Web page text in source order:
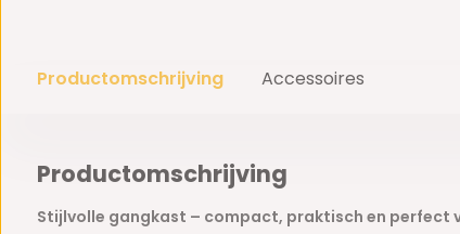
Productomschrijving Accessoires
Productomschrijving
Stijlvolle gangkast – compact, praktisch en perfect